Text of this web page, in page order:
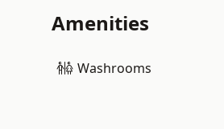
Amenities
Washrooms